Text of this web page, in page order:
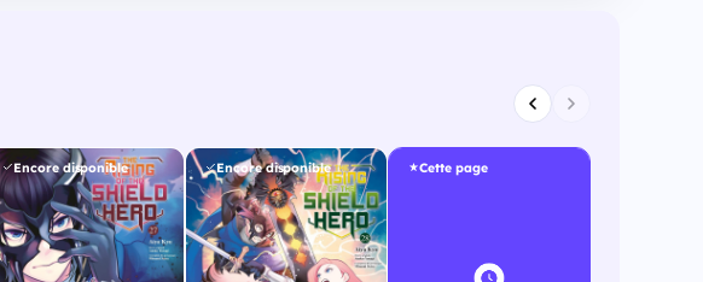
Encore disponible Encore disponible Cette page